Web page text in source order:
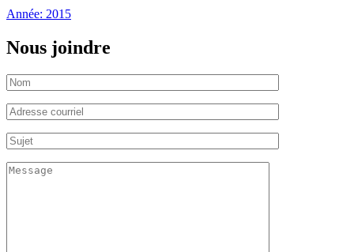
Année: 2015
Nous joindre